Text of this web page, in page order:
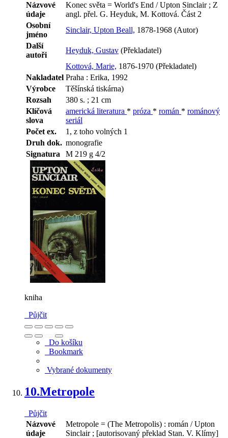
Názvové
údaje
Konec světa = World's End / Upton Sinclair ; Z
angl. přel. G. Heyduk, M. Kottová. Část 2
Osobní
jméno
Sinclair, Upton Beall, 1878-1968 (Autor)
Další
autoři
Heyduk, Gustav (Překladatel)
Kottová, Marie, 1876-1970 (Překladatel)
Nakladatel Praha : Erika, 1992
Výrobce
Těšínská tiskárna)
Rozsah
380 s. ; 21 cm
Klíčová
slova
americká literatura * próza * román * románový
seriál
Počet ex.
1, z toho volných 1
Druh dok. monografie
Signatura
M 219 g 4/2
kniha
Půjčit
Do košíku
Bookmark
Vybrané dokumenty
10.Metropole
Půjčit
Názvové
údaje
Metropole = (The Metropolis) : román / Upton
Sinclair ; [autorisovaný překlad Stan. V. Klímy]